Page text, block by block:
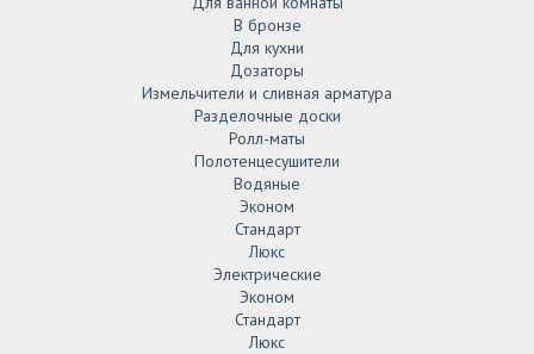
В бронзе
Для кухни
Дозаторы
Измельчители и сливная арматура
Разделочные доски
Ролл-маты
Полотенцесушители
Водяные
Эконом
Стандарт
Люкс
Электрические
Эконом
Стандарт
Люкс